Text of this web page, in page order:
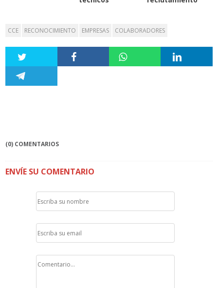
CCE RECONOCIMIENTO EMPRESAS COLABORADORES
(0) COMENTARIOS
ENVÍE SU COMENTARIO